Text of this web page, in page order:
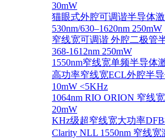
30mW
猫眼式外腔可调谐半导体
530nm/630–1620nm 250mW
窄线宽可调谐 外腔二极管
368-1612nm 250mW
1550nm窄线宽单频半导体
高功率窄线宽ECL外腔半
10mW <5KHz
1064nm RIO ORION 窄线
20mW
KHz级超窄线宽大功率DFB
Clarity NLL 1550nm 窄线